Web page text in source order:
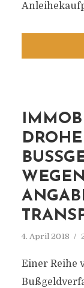
EGEN
4. April 2018
Einer Reihe